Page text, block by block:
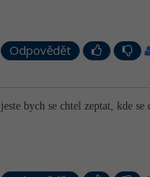
Odpovědět
jeste bych se chtel zeptat, kde